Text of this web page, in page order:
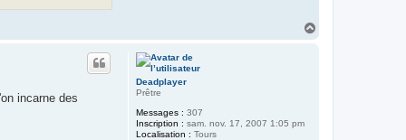
Deadplayer
Prêtre
Messages : 307
Inscription : sam. nov. 17, 2007 1:05 pm
Localisation : Tours
incarne des